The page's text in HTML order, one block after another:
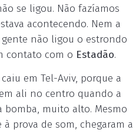
se ligou. Não fazíamos
acontecendo. Nem a
não ligou o estrondo
contato com o Estadão.
em Tel-Aviv, porque a
ali no centro quando a
muito alto. Mesmo
prova de som, chegaram a